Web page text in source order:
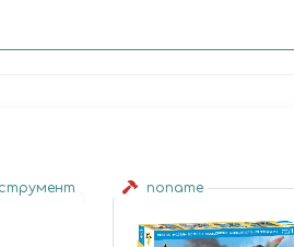
noname